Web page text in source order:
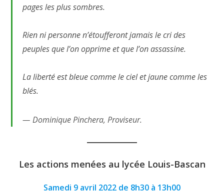
pages les plus sombres.
Rien ni personne n’étoufferont jamais le cri des
peuples que l’on opprime et que l’on assassine.
La liberté est bleue comme le ciel et jaune comme les
blés.
Dominique Pinchera, Proviseur.
Les actions menées au lycée Louis-Bascan
Samedi 9 avril 2022 de 8h30 à 13h00